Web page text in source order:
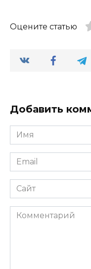
Оцените статью
Добавить
Имя
Email
Сайт
Комментарий